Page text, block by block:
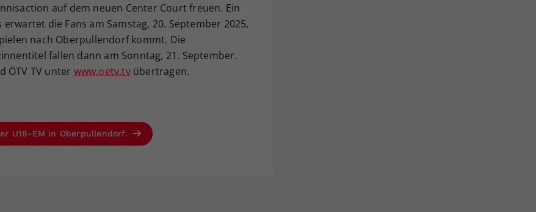
auf dem neuen Center Court freuen. Ein
die Fans am Samstag, 20. September 2025,
nach Oberpullendorf kommt. Die
fallen dann am Sonntag, 21. September.
ÖTV TV unter www.oetv.tvübertragen.
U18-EM in Oberpullendorf.